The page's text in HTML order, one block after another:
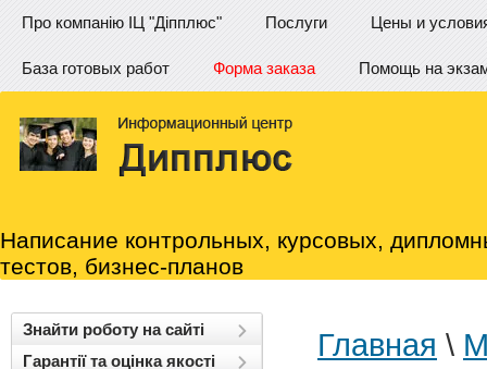
Про компанію ІЦ "Діпплюс" Послуги Цены и
База готовых работ Форма заказа Помощь на
Написание контрольных, курсовых,
тестов, бизнес-планов
Знайти роботу на сайті
Гарантії та оцінка якості
Главная \